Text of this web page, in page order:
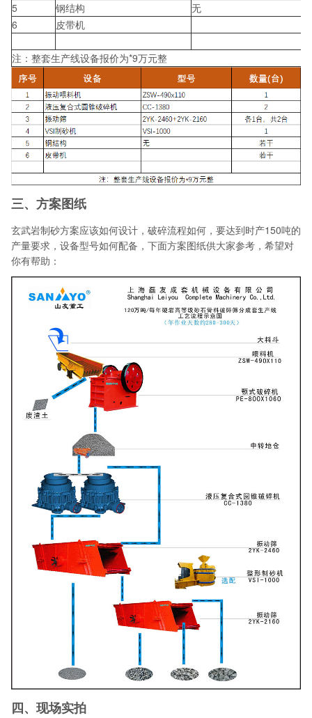
5
钢结构
无
6
皮带机
注：整套生产线设备报价为*9万元整
三、方案图纸
玄武岩制砂方案应该如何设计，破碎流程如何，要达到时产150吨的
产量要求，设备型号如何配备，下面方案图纸供大家参考，希望对
你有帮助：
四、现场实拍